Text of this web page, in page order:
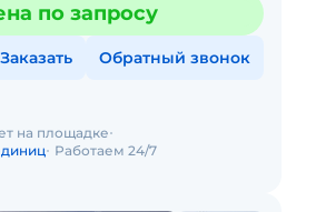
по запросу
Заказать Обратный звонок
на площадке
Работаем 24/7